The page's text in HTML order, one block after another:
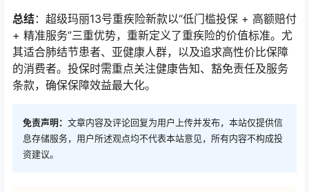
总结：超级玛丽13号重疾险新款以“低门槛投保 + 高额赔付
+ 精准服务”三重优势，重新定义了重疾险的价值标准。尤
其适合肺结节患者、亚健康人群，以及追求高性价比保障
的消费者。投保时需重点关注健康告知、豁免责任及服务
条款，确保保障效益最大化。
免责声明： 文章内容及评论回复为用户上传并发布，本站仅提供信
息存储服务，用户所述观点均不代表本站意见，所有内容不构成投
资建议。